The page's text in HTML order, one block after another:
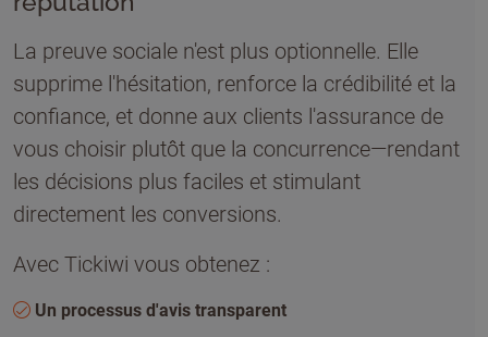
La preuve sociale n'est plus optionnelle. Elle
supprime l'hésitation, renforce la crédibilité et la
confiance, et donne aux clients l'assurance de
vous choisir plutôt que la concurrence—rendant
les décisions plus faciles et stimulant
directement les conversions.
Avec Tickiwi vous obtenez :
Un processus d'avis transparent